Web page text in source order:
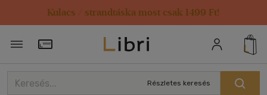
Kulacs / strandtáska most csak 1499 Ft!
Törzsvásárlói Kártya adatai
Részletes keresés